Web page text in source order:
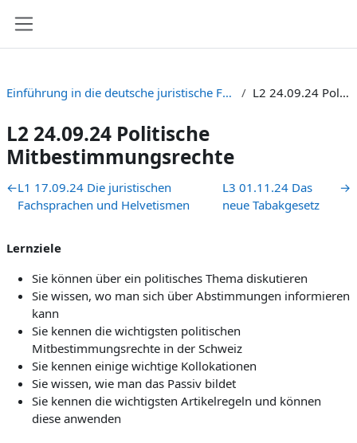
Einführung in die deutsche juristische Fachsprache C1/C2 Zielniveau) Gruppe B [HS-2024 + FS-2025] L2 24.09.24 Politische Mitbestimmungsrechte
L2 24.09.24 Politische
Mitbestimmungsrechte
Résumé de section
←L1 17.09.24 Die juristischen
Fachsprachen und Helvetismen
L3 01.11.24 Das
neue Tabakgesetz
→
Lernziele
Sie können über ein politisches Thema diskutieren
Sie wissen, wo man sich über Abstimmungen informieren
kann
Sie kennen die wichtigsten politischen
Mitbestimmungsrechte in der Schweiz
Sie kennen einige wichtige Kollokationen
Sie wissen, wie man das Passiv bildet
Sie kennen die wichtigsten Artikelregeln und können
diese anwenden